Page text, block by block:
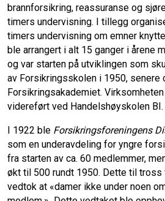
brannforsikring, reassuranse og
timers undervisning. I tillegg
timers undervisning om emner
ble arrangert i alt 15 ganger i årene
og var starten på utviklingen som
av Forsikringsskolen i 1950, senere
Forsikringsakademiet.
videreført ved Handelshøyskolen BI.
I 1922 ble Forsikringsforeningens
som en underavdeling for yngre
fra starten av ca. 60 medlemmer,
økt til 500 rundt 1950. Dette til tross
vedtok at «damer ikke under noen